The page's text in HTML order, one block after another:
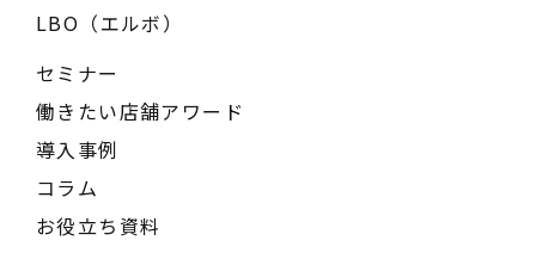
LBO（エルボ）
セミナー
働きたい店舗アワード
導入事例
コラム
お役立ち資料